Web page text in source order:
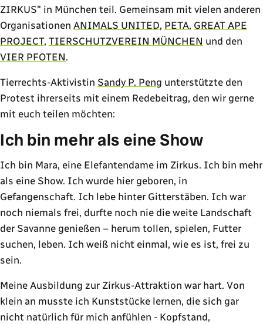
ZIRKUS" in München teil. Gemeinsam mit vielen anderen
Organisationen ANIMALS UNITED, PETA, GREAT APE
PROJECT, TIERSCHUTZVEREIN MÜNCHEN und den
VIER PFOTEN.
Tierrechts-Aktivistin Sandy P. Peng unterstützte den
Protest ihrerseits mit einem Redebeitrag, den wir gerne
mit euch teilen möchten:
Ich bin mehr als eine Show
Ich bin Mara, eine Elefantendame im Zirkus. Ich bin mehr
als eine Show. Ich wurde hier geboren, in
Gefangenschaft. Ich lebe hinter Gitterstäben. Ich war
noch niemals frei, durfte noch nie die weite Landschaft
der Savanne genießen – herum tollen, spielen, Futter
suchen, leben. Ich weiß nicht einmal, wie es ist, frei zu
sein.
Meine Ausbildung zur Zirkus-Attraktion war hart. Von
klein an musste ich Kunststücke lernen, die sich gar
nicht natürlich für mich anfühlen - Kopfstand,